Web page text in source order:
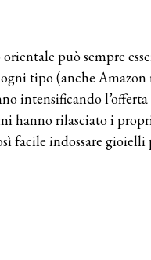
può sempre
tipo (anche
intensificando
hanno rilasciato i
facile indossare gioielli